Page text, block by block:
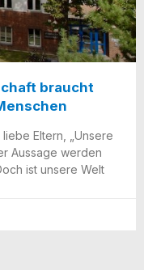
braucht
Eltern, „Unse­re
Aus­sa­ge wer­den
ist unse­re Welt